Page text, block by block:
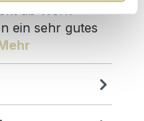
ein sehr gutes